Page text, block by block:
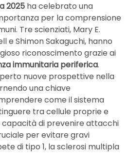
2025 ha celebrato una
per la comprensione
Tre scienziati, Mary E.
e Shimon Sakaguchi, hanno
riconoscimento grazie ai
immunitaria periferica.
nuove prospettive nella
una chiave
come il sistema
tra cellule proprie e
capacità di prevenire attacchi
per evitare gravi
di tipo 1, la sclerosi multipla